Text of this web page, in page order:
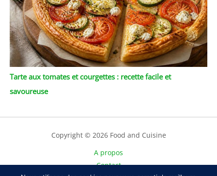
Tarte aux tomates et courgettes : recette facile et
savoureuse
Copyright © 2026 Food and Cuisine
A propos
Contact